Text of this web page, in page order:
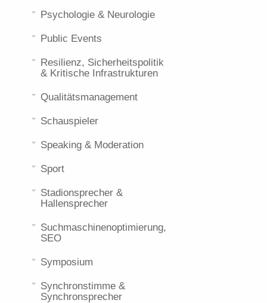
Psychologie & Neurologie
Public Events
Resilienz, Sicherheitspolitik
& Kritische Infrastrukturen
Qualitätsmanagement
Schauspieler
Speaking & Moderation
Sport
Stadionsprecher &
Hallensprecher
Suchmaschinenoptimierung,
SEO
Symposium
Synchronstimme &
Synchronsprecher